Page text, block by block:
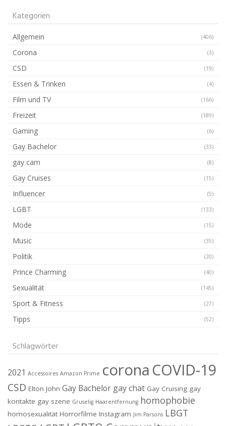
Kategorien
Allgemein (406)
Corona (3)
CSD (19)
Essen & Trinken (4)
Film und TV (166)
Freizeit (189)
Gaming (6)
Gay Bachelor (33)
gay cam (8)
Gay Cruises (15)
Influencer (5)
LGBT (133)
Mode (15)
Music (35)
Politik (20)
Prince Charming (40)
Sexualität (145)
Sport & Fitness (27)
Tipps (52)
Schlagwörter
2021 Accessoires Amazon Prime corona COVID-19
CSD Elton John Gay Bachelor gay chat Gay Cruising gay
kontakte gay szene Gruselig Haarentfernung homophobie
homosexualität Horrorfilme Instagram Jim Parsons LBGT